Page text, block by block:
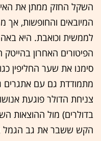
השקל החזק ממתן את
המיובאים והחופשות, אך
לממשית וכואבת. היא באה
הפיטורים האחרון
סימנו את שער החליפין
צניחת הדולר פוגעת
בדולרים) מול ההוצאות
הקש ששבר את גב הגמל